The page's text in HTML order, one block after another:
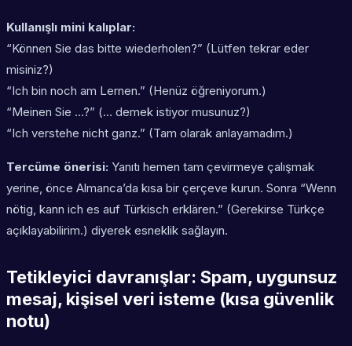
Kullanışlı mini kalıplar:
“Können Sie das bitte wiederholen?” (Lütfen tekrar eder
misiniz?)
“Ich bin noch am Lernen.” (Henüz öğreniyorum.)
“Meinen Sie …?” (… demek istiyor musunuz?)
“Ich verstehe nicht ganz.” (Tam olarak anlayamadım.)
Tercüme önerisi: Yanıtı hemen tam çevirmeye çalışmak
yerine, önce Almanca’da kısa bir çerçeve kurun. Sonra “Wenn
nötig, kann ich es auf Türkisch erklären.” (Gerekirse Türkçe
açıklayabilirim.) diyerek esneklik sağlayın.
Tetikleyici davranışlar: Spam, uygunsuz
mesaj, kişisel veri isteme (kısa güvenlik
notu)